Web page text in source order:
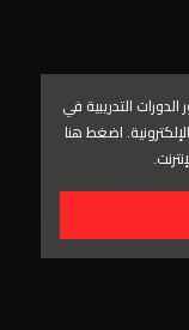
التدريبية في
اضغط هنا